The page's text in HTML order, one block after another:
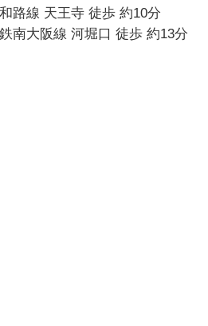
路線 天王寺 徒歩 約10分
南大阪線 河堀口 徒歩 約13分